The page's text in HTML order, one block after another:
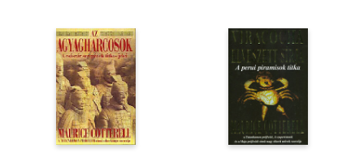
Társadalomtudomány
Természettudomány
Történelem